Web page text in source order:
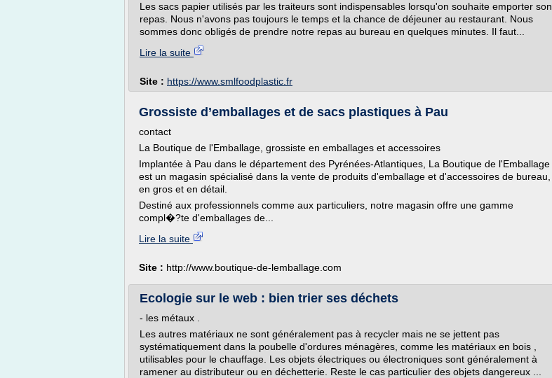
Les sacs papier utilisés par les traiteurs sont indispensables lorsqu'on souhaite emporter son
repas. Nous n'avons pas toujours le temps et la chance de déjeuner au restaurant. Nous
sommes donc obligés de prendre notre repas au bureau en quelques minutes. Il faut...
Lire la suite
Site : https://www.smlfoodplastic.fr
Grossiste d’emballages et de sacs plastiques à Pau
contact
La Boutique de l'Emballage, grossiste en emballages et accessoires
Implantée à Pau dans le département des Pyrénées-Atlantiques, La Boutique de l'Emballage
est un magasin spécialisé dans la vente de produits d'emballage et d'accessoires de bureau,
en gros et en détail.
Destiné aux professionnels comme aux particuliers, notre magasin offre une gamme
compl�?te d'emballages de...
Lire la suite
Site : http://www.boutique-de-lemballage.com
Ecologie sur le web : bien trier ses déchets
- les métaux .
Les autres matériaux ne sont généralement pas à recycler mais ne se jettent pas
systématiquement dans la poubelle d'ordures ménagères, comme les matériaux en bois ,
utilisables pour le chauffage. Les objets électriques ou électroniques sont généralement à
ramener au distributeur ou en déchetterie. Reste le cas particulier des objets dangereux ...